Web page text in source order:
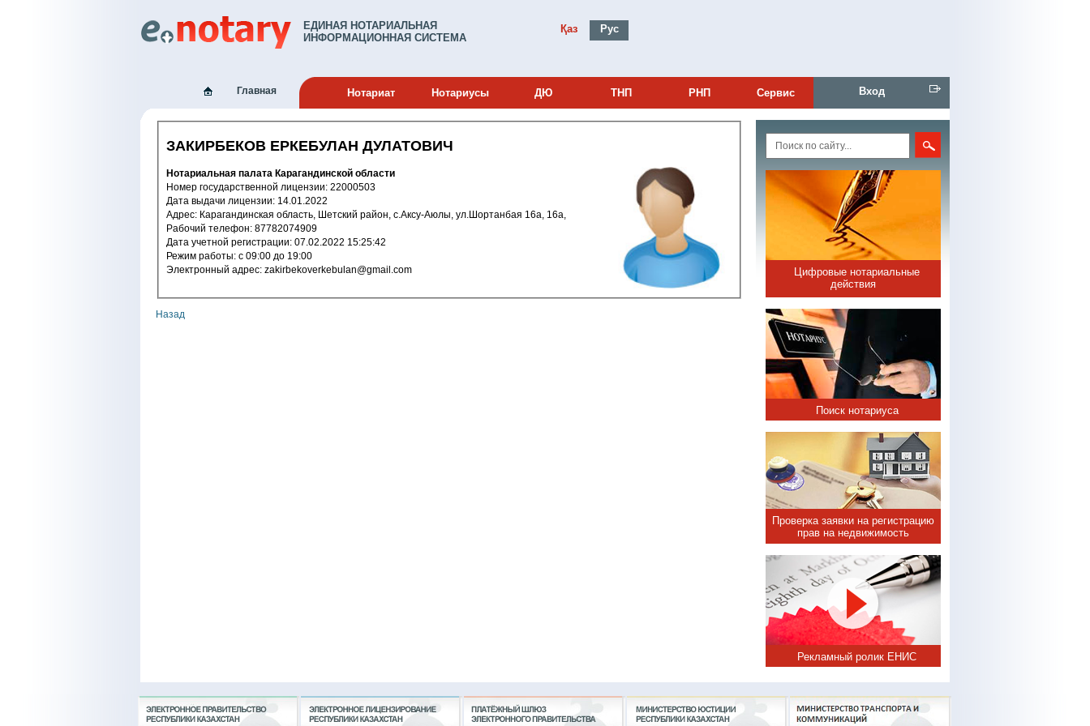
ЕДИНАЯ НОТАРИАЛЬНАЯ
ИНФОРМАЦИОННАЯ СИСТЕМА
Қаз Рус
Главная Нотариат Нотариусы ДЮ ТНП РНП Сервис Вход
ЗАКИРБЕКОВ ЕРКЕБУЛАН ДУЛАТОВИЧ
Нотариальная палата Карагандинской области
Номер государственной лицензии: 22000503
Дата выдачи лицензии: 14.01.2022
Адрес: Карагандинская область, Шетский район, с.Аксу-Аюлы, ул.Шортанбая 16а, 16а,
Рабочий телефон: 87782074909
Дата учетной регистрации: 07.02.2022 15:25:42
Режим работы: c 09:00 до 19:00
Электронный адрес: zakirbekoverkebulan@gmail.com
Назад
Цифровые нотариальные
действия
Поиск нотариуса
Проверка заявки на регистрацию
прав на недвижимость
Рекламный ролик ЕНИС